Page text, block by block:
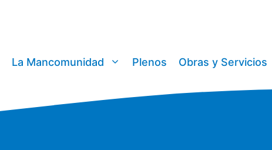
La Mancomunidad Plenos Obras y Servicios